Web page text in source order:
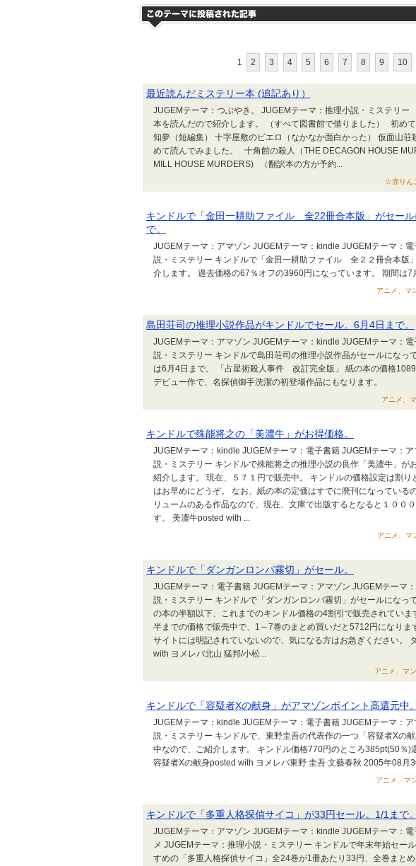
1 2 3 4 5 6 7 8 9 10
最近読んだミステリー本 (追記あり）
JUGEMテーマ：つぶやき。 JUGEMテーマ：推理小説・ミステリ
本を読んだので紹介します。 （すべて図書館で借りました） 初め
知夢（短編集） 十字屋敷のピエロ（なかなか面白かった） 仮面山
めて読んでみました。 十角館の殺人（THE DECAGON HOUSE
MILL HOUSE MURDERS) （翻訳本の方が予約...
☆赤りん
キンドルで「金田一耕助ファイル 全22冊合本版」がセー
で。
JUGEMテーマ：アマゾン JUGEMテーマ：kindle JUGEMテーマ：
説・ミステリー キンドルで「金田一耕助ファイル 全２２冊合本版
介します。 過去価格の67％オフの3960円になっています。 期間は7
アニメ、マ
島田荘司の推理小説作品がキンドルでセール。6月4日まで。
JUGEMテーマ：アマゾン JUGEMテーマ：kindle JUGEMテーマ：
説・ミステリー キンドルで島田荘司の推理小説作品がセールになっ
は6月4日まで。 「占星術殺人事件 改訂完全版」 紙の本の価格
デビュー作で、名探偵御手洗潔の初登場作品にもなります。
アニメ、
キンドルで殊能将之の「美濃牛」がお得価格。
JUGEMテーマ：kindle JUGEMテーマ：電子書籍 JUGEMテーマ：
説・ミステリー キンドルで殊能将之の推理小説の良作「美濃牛」が
紹介します。 現在、５７１円で販売中。 キンドルの価格設定は割
はお早めにどうぞ。 なお、紙の本の定価はすでに廃刊になっている
リュームのある作品なので、現在、文庫で出版するとなると１００
す。 美濃牛posted with ...
アニメ、マ
キンドルで「ダンガンロンパ霧切」がセール。
JUGEMテーマ：電子書籍 JUGEMテーマ：アマゾン JUGEMテーマ
説・ミステリー キンドルで「ダンガンロンパ霧切」がセールになっ
の本の半額以下、これまでのキンドル価格の4割引で販売されてい
半までの価格で販売中で、1～7巻のまとめ買いだと5712円になりま
サイトには明記されていないので、気になる方はお急ぎください。
with ヨメレバ北山 猛邦/小松...
アニメ、マ
キンドルで「容疑者Xの献身」がアマゾンポイント高還元中
JUGEMテーマ：kindle JUGEMテーマ：電子書籍 JUGEMテーマ：
説・ミステリー キンドルで、東野圭吾の代表作の一つ「容疑者Xの
中なので、ご紹介します。 キンドル価格770円のところ385pt(50％)
容疑者Xの献身posted with ヨメレバ東野 圭吾 文藝春秋 2005年08月
アニメ、マ
キンドルで「多重人格探偵サイコ」が33円セール。1/1まで。
JUGEMテーマ：アマゾン JUGEMテーマ：kindle JUGEMテーマ：
メ JUGEMテーマ：推理小説・ミステリー キンドルで年末年始セー
すめの「多重人格探偵サイコ」全24巻が1冊あたり33円、全巻まと